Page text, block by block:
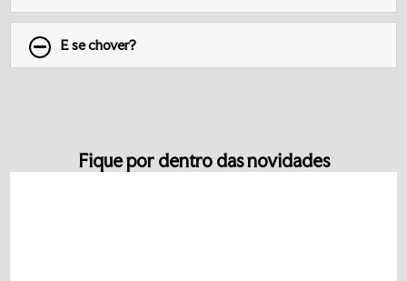
E se chover?
Fique por dentro das novidades